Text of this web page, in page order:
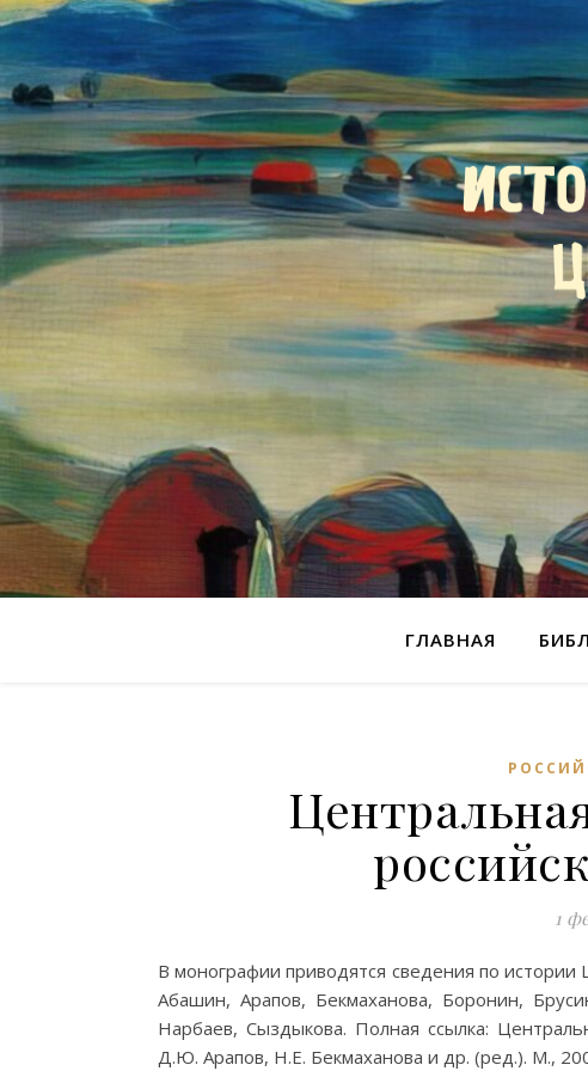
ГЛАВНАЯ
1
В монографии приводятся сведения по
Абашин, Арапов, Бекмаханова, Боронин,
Нарбаев, Сыздыкова. Полная ссылка:
Д.Ю. Арапов, Н.Е. Бекмаханова и др. (ред.). М.,